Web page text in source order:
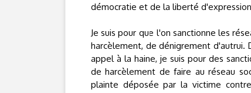
démocratie et de la liberté
Je suis pour que l'on sanctionne les
harcèlement, de dénigrement d'autrui.
appel à la haine, je suis pour des
de harcèlement de faire au réseau
plainte déposée par la victime